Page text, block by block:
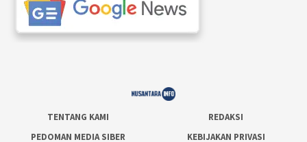
TENTANG KAMI
REDAKSI
PEDOMAN MEDIA SIBER
KEBIJAKAN PRIVASI